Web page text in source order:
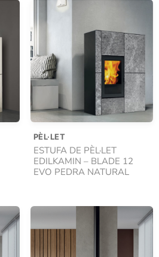
PÈL·LET
ESTUFA DE PÈL·LET
EDILKAMIN – BLADE 12
EVO PEDRA NATURAL